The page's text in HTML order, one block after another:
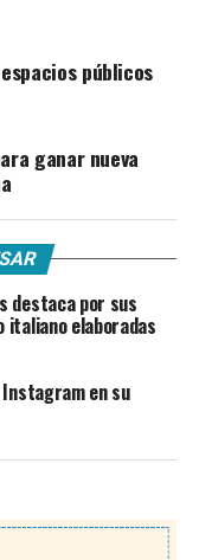
públicos
ganar nueva
destaca por sus
italiano elaboradas
en su